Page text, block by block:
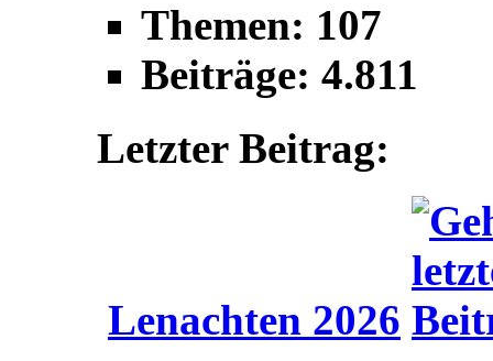
Themen: 107
Beiträge: 4.811
Letzter Beitrag:
Lenachten 2026